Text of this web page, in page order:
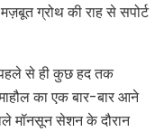
ग्रोथ की राह से सपोर्ट
से ही कुछ हद तक
का एक बार-बार आने
मॉनसून सेशन के दौरान